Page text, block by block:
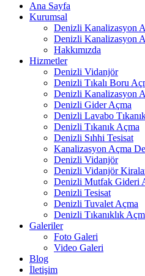
Ana Sayfa
Kurumsal
Denizli Kanalizasyon
Denizli Kanalizasyon
Hakkımızda
Hizmetler
Denizli Vidanjör
Denizli Tıkalı Boru
Denizli Kanalizasyon
Denizli Gider Açma
Denizli Lavabo
Denizli Tıkanık Açma
Denizli Sıhhi Tesisat
Kanalizasyon Açma
Denizli Vidanjör
Denizli Vidanjör
Denizli Mutfak Gideri
Denizli Tesisat
Denizli Tuvalet Açma
Denizli Tıkanıklık
Galeriler
Foto Galeri
Video Galeri
Blog
İletişim